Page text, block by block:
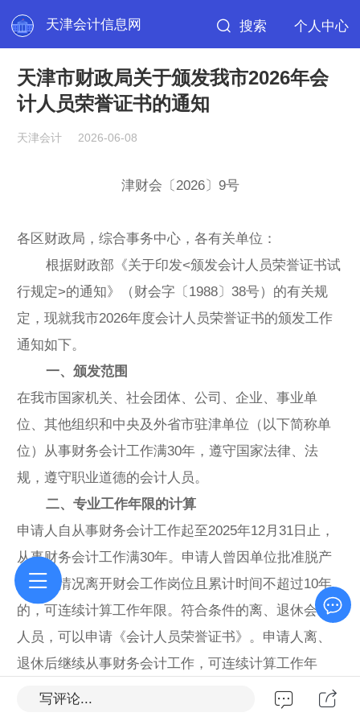
天津会计信息网 搜索 个人中心
天津市财政局关于颁发我市2026年会
计人员荣誉证书的通知
天津会计 2026-06-08
津财会〔2026〕9号
各区财政局，综合事务中心，各有关单位：
根据财政部《关于印发<颁发会计人员荣誉证书试
行规定>的通知》（财会字〔1988〕38号）的有关规
定，现就我市2026年度会计人员荣誉证书的颁发工作
通知如下。
一、颁发范围
在我市国家机关、社会团体、公司、企业、事业单
位、其他组织和中央及外省市驻津单位（以下简称单
位）从事财务会计工作满30年，遵守国家法律、法
规，遵守职业道德的会计人员。
二、专业工作年限的计算
申请人自从事财务会计工作起至2025年12月31日止，
从事财务会计工作满30年。申请人曾因单位批准脱产
学习等情况离开财会工作岗位且累计时间不超过10年
的，可连续计算工作年限。符合条件的离、退休会计
人员，可以申请《会计人员荣誉证书》。申请人离、
退休后继续从事财务会计工作，可连续计算工作年
限。
写评论...